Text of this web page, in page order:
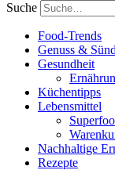
Suche
Food-Trends
Genuss &
Gesundheit
Küchentipps
Lebensmittel
Nachhaltige
Rezepte